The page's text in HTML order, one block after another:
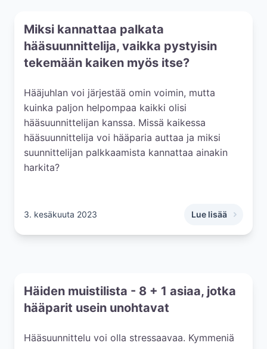
Miksi kannattaa palkata
hääsuunnittelija, vaikka pystyisin
tekemään kaiken myös itse?
Hääjuhlan voi järjestää omin voimin, mutta
kuinka paljon helpompaa kaikki olisi
hääsuunnittelijan kanssa. Missä kaikessa
hääsuunnittelija voi hääparia auttaa ja miksi
suunnittelijan palkkaamista kannattaa ainakin
harkita?
3. kesäkuuta 2023 Lue lisää
,Miksi kannattaa
Häiden muistilista - 8 + 1 asiaa, jotka
hääparit usein unohtavat
Hääsuunnittelu voi olla stressaavaa. Kymmeniä